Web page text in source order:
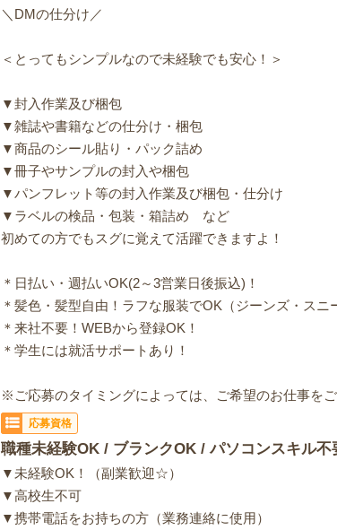
＼DMの仕分け／
＜とってもシンプルなので未経験でも安心！＞
▼封入作業及び梱包
▼雑誌や書籍などの仕分け・梱包
▼商品のシール貼り・パック詰め
▼冊子やサンプルの封入や梱包
▼パンフレット等の封入作業及び梱包・仕分け
▼ラベルの検品・包装・箱詰め など
初めての方でもスグに覚えて活躍できますよ！
＊日払い・週払いOK(2～3営業日後振込)！
＊髪色・髪型自由！ラフな服装でOK（ジーンズ・スニ
＊来社不要！WEBから登録OK！
＊学生には就活サポートあり！
※ご応募のタイミングによっては、ご希望のお仕事を
応募資格
職種未経験OK / ブランクOK / パソコンスキル不
▼未経験OK！（副業歓迎☆）
▼高校生不可
▼携帯電話をお持ちの方（業務連絡に使用）